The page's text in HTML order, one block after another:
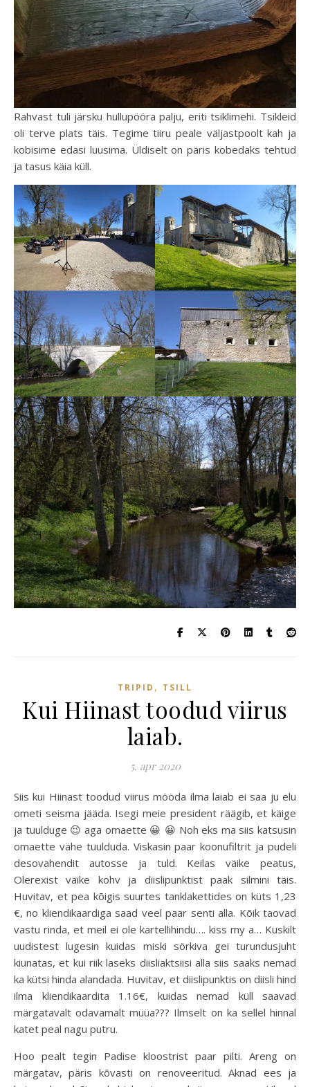
Rahvast tuli järsku hullupööra palju, eriti tsiklimehi. Tsikleid
oli terve plats täis. Tegime tiiru peale väljastpoolt kah ja
kobisime edasi luusima. Üldiselt on päris kobedaks tehtud
ja tasus käia küll.
TRIPID , TSILL
Kui Hiinast toodud viirus
laiab.
5. apr 2020
Siis kui Hiinast toodud viirus mööda ilma laiab ei saa ju elu
ometi seisma jääda. Isegi meie president räägib, et käige
ja tuulduge 😉 aga omaette 😀 😀 Noh eks ma siis katsusin
omaette vähe tuulduda. Viskasin paar koonufiltrit ja pudeli
desovahendit autosse ja tuld. Keilas väike peatus,
Olerexist väike kohv ja diislipunktist paak silmini täis.
Huvitav, et pea kõigis suurtes tanklakettides on küts 1,23
€, no kliendikaardiga saad veel paar senti alla. Kõik taovad
vastu rinda, et meil ei ole kartellihindu…. kiss my a… Kuskilt
uudistest lugesin kuidas miski sörkiva gei turundusjuht
kiunatas, et kui riik laseks diisliaktsiisi alla siis saaks nemad
ka kütsi hinda alandada. Huvitav, et diislipunktis on diisli hind
ilma kliendikaardita 1.16€, kuidas nemad küll saavad
märgatavalt odavamalt müüa??? Ilmselt on ka sellel hinnal
katet peal nagu putru.
Hoo pealt tegin Padise kloostrist paar pilti. Areng on
märgatav, päris kõvasti on renoveeritud. Aknad ees ja